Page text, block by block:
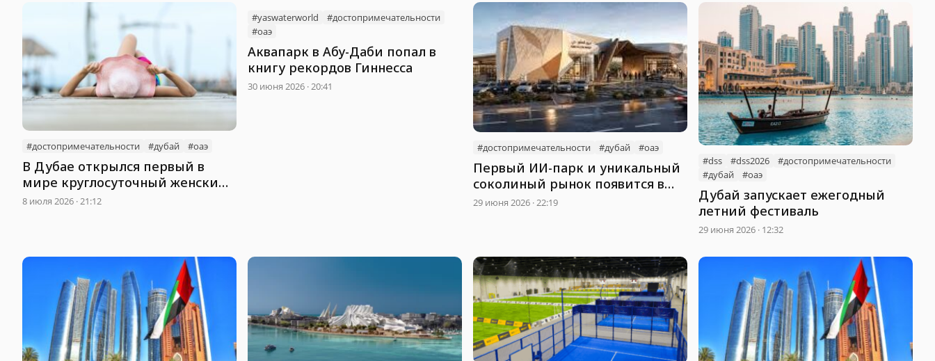
#достопримечательности #дубай #оаэ
В Дубае открылся первый в
мире круглосуточный женский
пляж
8 июля 2026 · 21:12
#yaswaterworld
#достопримечательности
#оаэ
Аквапарк в Абу-Даби попал в
книгу рекордов Гиннесса
30 июня 2026 · 20:41
#достопримечательности #дубай #оаэ
Первый ИИ-парк и уникальный
соколиный рынок появится в
ОАЭ
29 июня 2026 · 22:19
#dss #dss2026
#достопримечательности
#дубай
#оаэ
Дубай запускает ежегодный
летний фестиваль
29 июня 2026 · 12:32